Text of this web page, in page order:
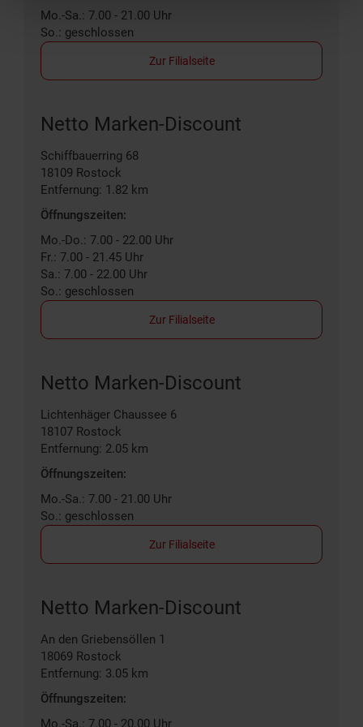
Mo.-Sa.: 7.00 - 21.00 Uhr
So.: geschlossen
Zur Filialseite
Netto Marken-Discount
Schiffbauerring 68
18109 Rostock
Entfernung: 1.82 km
Öffnungszeiten:
Mo.-Do.: 7.00 - 22.00 Uhr
Fr.: 7.00 - 21.45 Uhr
Sa.: 7.00 - 22.00 Uhr
So.: geschlossen
Zur Filialseite
Netto Marken-Discount
Lichtenhäger Chaussee 6
18107 Rostock
Entfernung: 2.05 km
Öffnungszeiten:
Mo.-Sa.: 7.00 - 21.00 Uhr
So.: geschlossen
Zur Filialseite
Netto Marken-Discount
An den Griebensöllen 1
18069 Rostock
Entfernung: 3.05 km
Öffnungszeiten:
Mo.-Sa.: 7.00 - 20.00 Uhr